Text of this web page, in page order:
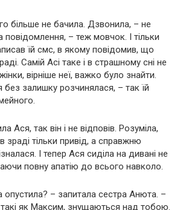
більше не бачила. Дзвонила, – не
повідомлення, – теж мовчок. І тільки
їй смс, в якому повідомив, що
Самій Асі таке і в страшному сні не
вірніше неї, важко було знайти.
залишку розчинялася, – так їй
Ася, так він і не відповів. Розуміла,
зраді тільки привід, а справжню
І тепер Ася сиділа на дивані не
повну апатію до всього навколо.
опустила? – запитала сестра Анюта. –
як Максим, знущаються над тобою.